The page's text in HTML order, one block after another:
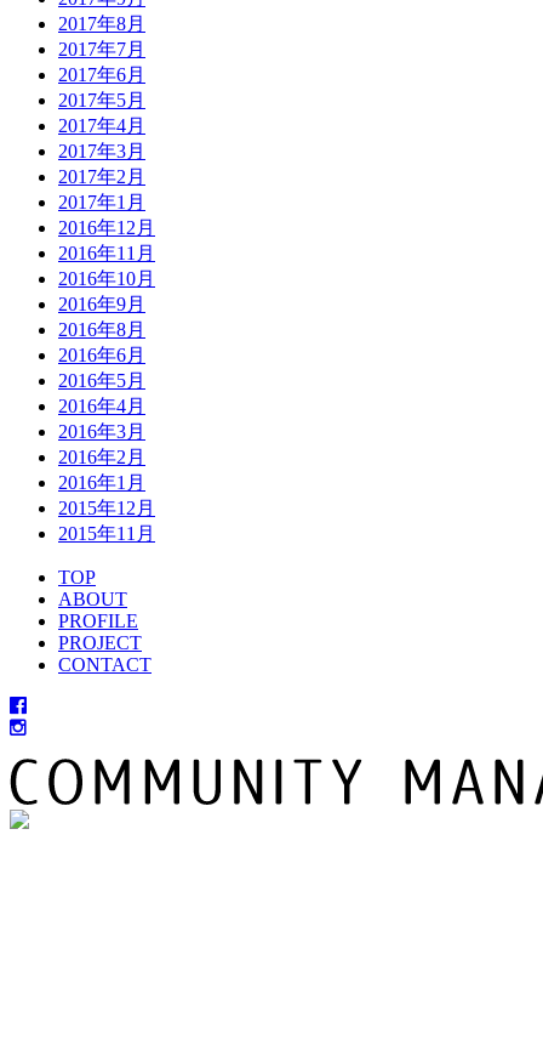
2017年8月
2017年7月
2017年6月
2017年5月
2017年4月
2017年3月
2017年2月
2017年1月
2016年12月
2016年11月
2016年10月
2016年9月
2016年8月
2016年6月
2016年5月
2016年4月
2016年3月
2016年2月
2016年1月
2015年12月
2015年11月
TOP
ABOUT
PROFILE
PROJECT
CONTACT